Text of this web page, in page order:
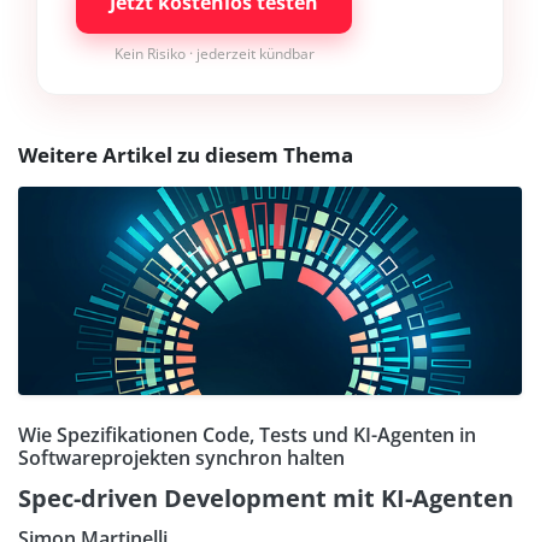
Kein Risiko · jederzeit kündbar
Weitere Artikel zu diesem Thema
Wie Spezifikationen Code, Tests und KI-Agenten in
Softwareprojekten synchron halten
Spec-driven Development mit KI-Agenten